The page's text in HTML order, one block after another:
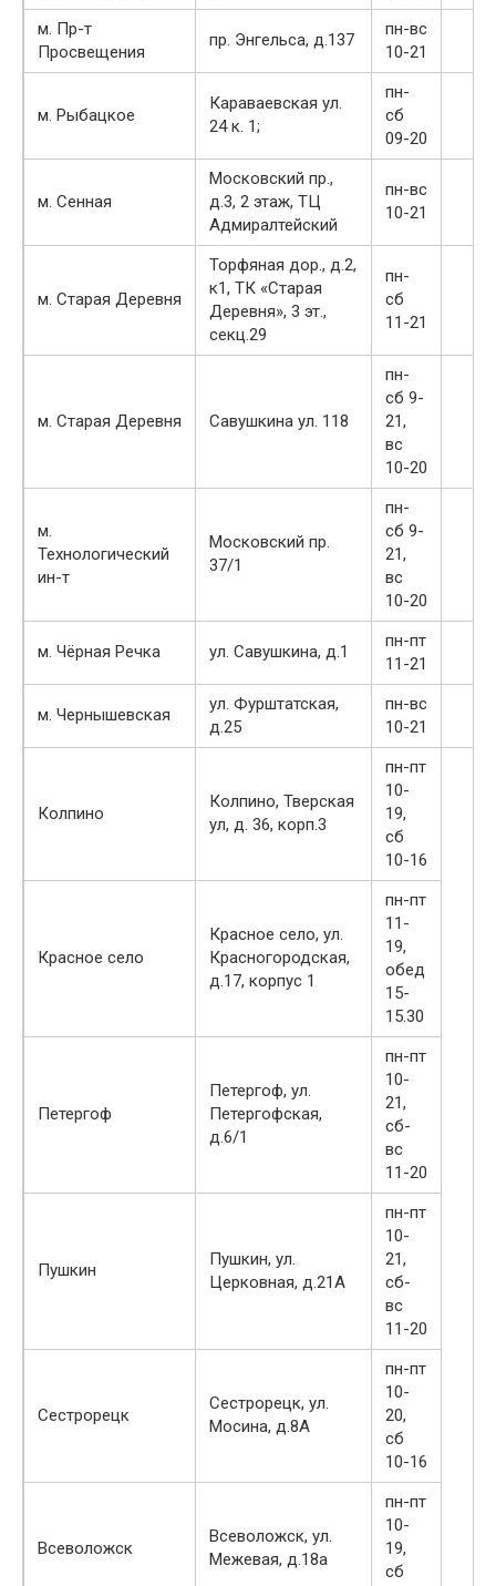
м. Пр-т
Просвещения
пр. Энгельса, д.137
пн-вс
10-21
м. Рыбацкое
Караваевская ул.
24 к. 1;
пн-
сб
09-20
м. Сенная
Московский пр.,
д.3, 2 этаж, ТЦ
Адмиралтейский
пн-вс
10-21
м. Старая Деревня
Торфяная дор., д.2,
к1, ТК «Старая
Деревня», 3 эт.,
секц.29
пн-
сб
11-21
м. Старая Деревня Савушкина ул. 118
пн-
сб 9-
21,
вс
10-20
м.
Технологический
ин-т
Московский пр.
37/1
пн-
сб 9-
21,
вс
10-20
м. Чёрная Речка ул. Савушкина, д.1
пн-пт
11-21
м. Чернышевская
ул. Фурштатская,
д.25
пн-вс
10-21
Колпино
Колпино, Тверская
ул, д. 36, корп.3
пн-пт
10-
19,
сб
10-16
Красное село
Красное село, ул.
Красногородская,
д.17, корпус 1
пн-пт
11-
19,
обед
15-
15.30
Петергоф
Петергоф, ул.
Петергофская,
д.6/1
пн-пт
10-
21,
сб-
вс
11-20
Пушкин
Пушкин, ул.
Церковная, д.21А
пн-пт
10-
21,
сб-
вс
11-20
Сестрорецк
Сестрорецк, ул.
Мосина, д.8А
пн-пт
10-
20,
сб
10-16
Всеволожск
Всеволожск, ул.
Межевая, д.18а
пн-пт
10-
19,
сб